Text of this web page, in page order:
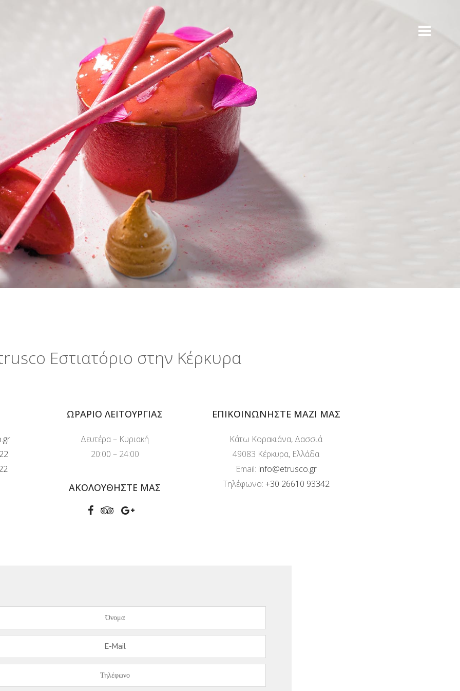
Εστιατόριο στην Κέρκυρα
ΩΡΆΡΙΟ ΛΕΙΤΟΥΡΓΊΑΣ
Δευτέρα – Κυριακή
20:00 – 24:00
ΑΚΟΛΟΥΘΉΣΤΕ ΜΑΣ
ΕΠΙΚΟΙΝΩΝΉΣΤΕ ΜΑΖΊ ΜΑΣ
Κάτω Κορακιάνα, Δασσιά
49083 Κέρκυρα, Ελλάδα
Email: info@etrusco.gr
Τηλέφωνο: +30 26610 93342